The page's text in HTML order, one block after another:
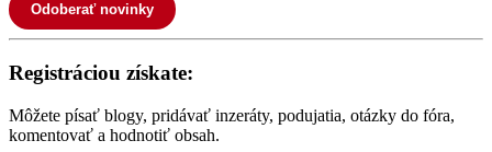
Odoberať novinky
Registráciou získate:
Môžete písať blogy, pridávať inzeráty, podujatia, otázky do fóra,
komentovať a hodnotiť obsah.